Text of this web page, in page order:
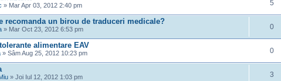
» Mar Apr 03, 2012 2:40 pm 5
recomanda un birou de traduceri medicale?
» Mar Oct 23, 2012 6:53 pm 0
alimentare EAV
» Sâm Aug 25, 2012 10:23 pm 0
» Joi Iul 12, 2012 1:03 pm 3